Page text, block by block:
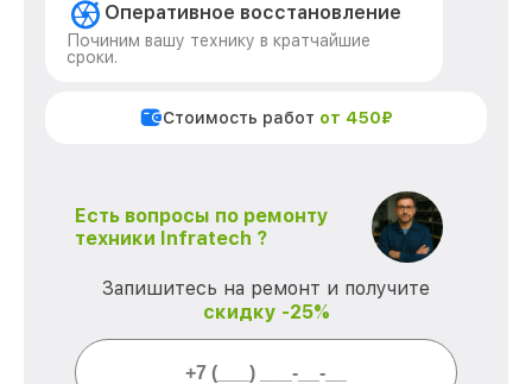
Оперативное восстановление
Починим вашу технику в кратчайшие
сроки.
Стоимость работ от 450₽
Есть вопросы по ремонту
техники Infratech ?
Запишитесь на ремонт и получите
скидку -25%